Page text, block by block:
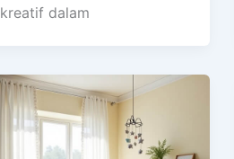
kreatif dalam